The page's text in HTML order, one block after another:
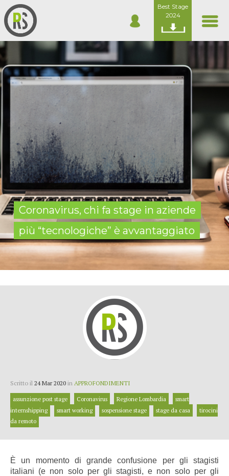
Best Stage
2024
Coronavirus, chi fa stage in aziende
più “tecnologiche” è avvantaggiato
Scritto il 24 Mar 2020 in APPROFONDIMENTI
assunzione post stage Coronavirus Regione Lombardia
smart
internshipping
smart working sospensione stage stage da casa
tirocini
da remoto
È un momento di grande confusione per gli stagisti
italiani (e non solo per gli stagisti, e non solo per gli